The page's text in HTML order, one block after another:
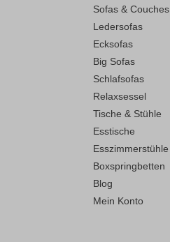
Sofas & Couches
Ledersofas
Ecksofas
Big Sofas
Schlafsofas
Relaxsessel
Tische & Stühle
Esstische
Esszimmerstühle
Boxspringbetten
Blog
Mein Konto